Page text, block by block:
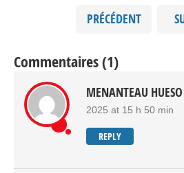
PRÉCÉDENT
Commentaires (1)
MENANTEAU
2025 at 15 h 50 min
REPLY